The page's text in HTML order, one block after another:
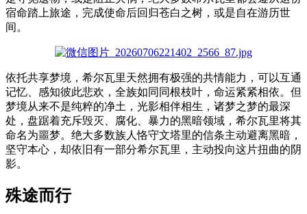
宿命踏上旅途，完成使命后回归苍白之树，或是自在游历世
间。
依托共享梦境，希尔瓦里天然拥有极强的共情能力，可以互通
记忆、感知彼此悲欢，全族如同同根枝叶，命运紧紧相依。但
梦境从来不是纯粹的净土，光影相伴相生，诸梦之梦的最深
处，盘踞着充斥毁灭、腐化、暴力的黑暗领域，希尔瓦里将其
命名为噩梦。绝大多数族人恪守文塔里的信条主动避离黑暗，
坚守本心，却依旧有一部分希尔瓦里，主动投向这片扭曲的阴
影。
殊途而行